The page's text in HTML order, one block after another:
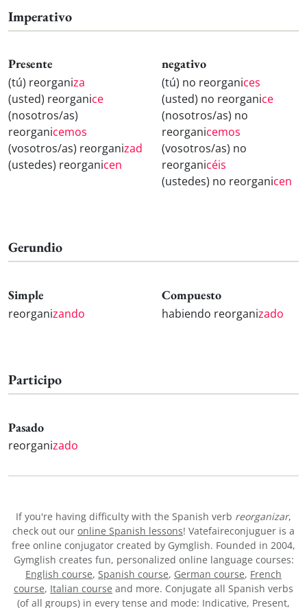
Imperativo
Presente
(tú) reorganiza
(usted) reorganice
(nosotros/as)
reorganicemos
(vosotros/as) reorganizad
(ustedes) reorganicen
negativo
(tú) no reorganices
(usted) no reorganice
(nosotros/as) no
reorganicemos
(vosotros/as) no
reorganicéis
(ustedes) no reorganicen
Gerundio
Simple
reorganizando
Compuesto
habiendo reorganizado
Participo
Pasado
reorganizado
If you're having difficulty with the Spanish verb reorganizar,
check out our online Spanish lessons! Vatefaireconjuguer is a
free online conjugator created by Gymglish. Founded in 2004,
Gymglish creates fun, personalized online language courses:
English course, Spanish course, German course, French
course, Italian course and more. Conjugate all Spanish verbs
(of all groups) in every tense and mode: Indicative, Present,